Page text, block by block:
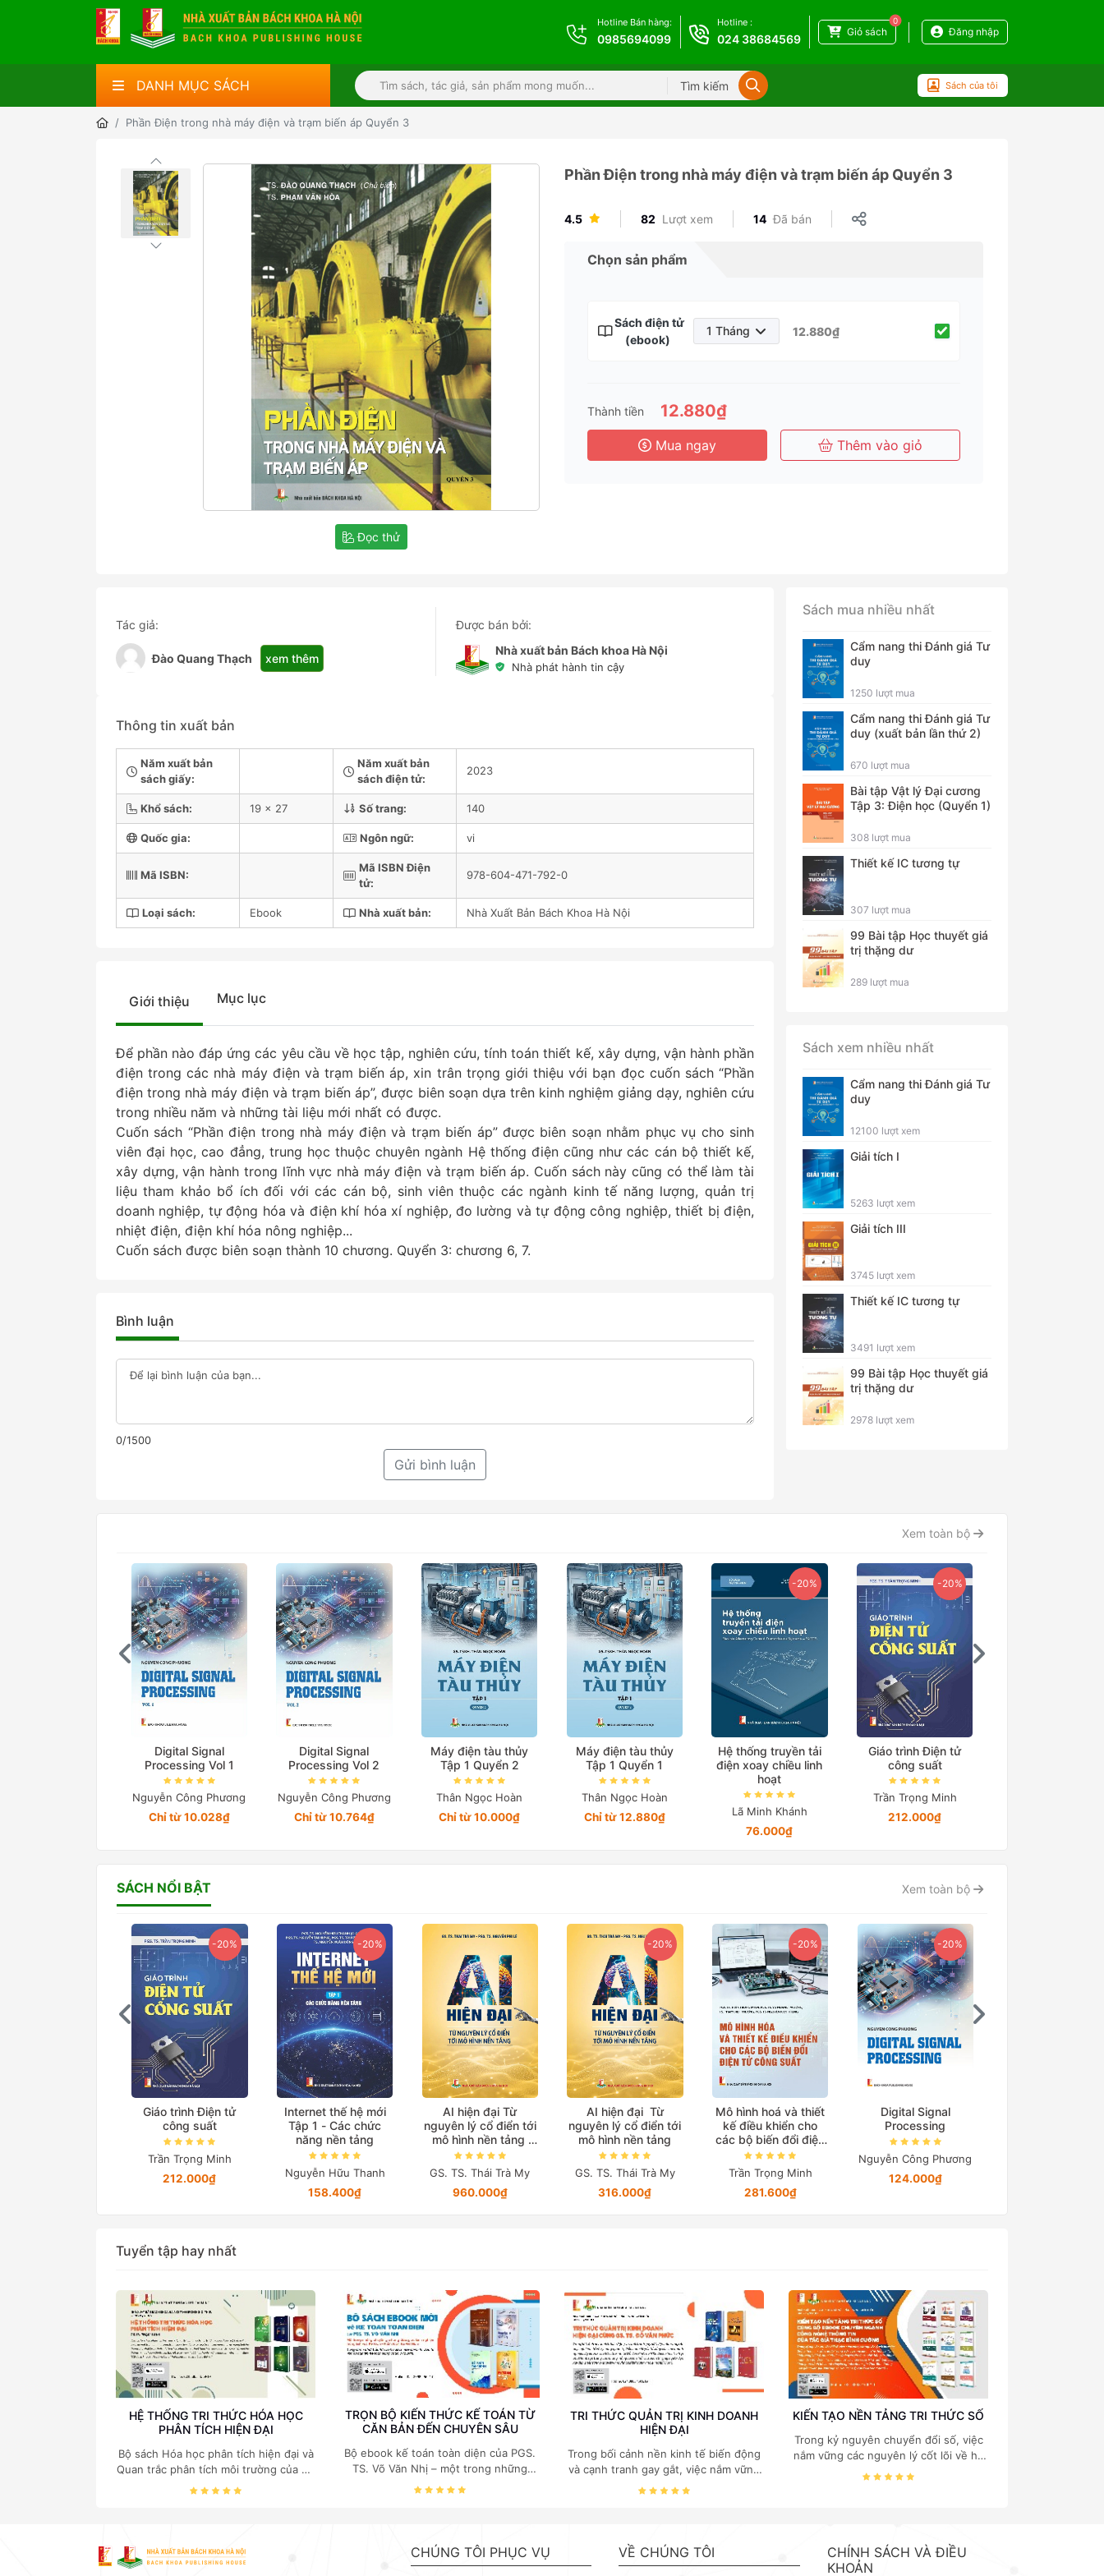
Hotline Bán hàng:
0985694099
Hotline :
024 38684569
0
Giỏ sách Đăng nhập
DANH MỤC SÁCH Tìm kiếm Sách của tôi
Phần Điện trong nhà máy điện và trạm biến áp Quyển 3
Đọc thử
Phần Điện trong nhà máy điện và trạm biến áp Quyển 3
4.5 82 Lượt xem 14 Đã bán
Chọn sản phẩm
Sách điện tử
(ebook)
1 Tháng
6 Tháng
3 Năm
12.880₫
Thành tiền 12.880₫
Mua ngay Thêm vào giỏ
Tác giả:
Đào Quang Thạch xem thêm
Được bán bởi:
Nhà xuất bản Bách khoa Hà Nội
Nhà phát hành tin cậy
Thông tin xuất bản
Năm xuất bản
sách giấy:
Năm xuất bản
sách điện tử:
2023
Khổ sách: 19 x 27 Số trang: 140
Quốc gia: Ngôn ngữ: vi
Mã ISBN:
Mã ISBN Điện
tử:
978-604-471-792-0
Loại sách: Ebook Nhà xuất bản: Nhà Xuất Bản Bách Khoa Hà Nội
Giới thiệu Mục lục
Để phần nào đáp ứng các yêu cầu về học tập, nghiên cứu, tính toán thiết kế, xây dựng, vận hành phần
điện trong các nhà máy điện và trạm biến áp, xin trân trọng giới thiệu với bạn đọc cuốn sách “Phần
điện trong nhà máy điện và trạm biến áp”, được biên soạn dựa trên kinh nghiệm giảng dạy, nghiên cứu
trong nhiều năm và những tài liệu mới nhất có được.
Cuốn sách “Phần điện trong nhà máy điện và trạm biến áp” được biên soạn nhằm phục vụ cho sinh
viên đại học, cao đẳng, trung học thuộc chuyên ngành Hệ thống điện cũng như các cán bộ thiết kế,
xây dựng, vận hành trong lĩnh vực nhà máy điện và trạm biến áp. Cuốn sách này cũng có thể làm tài
liệu tham khảo bổ ích đối với các cán bộ, sinh viên thuộc các ngành kinh tế năng lượng, quản trị
doanh nghiệp, tự động hóa và điện khí hóa xí nghiệp, đo lường và tự động công nghiệp, thiết bị điện,
nhiệt điện, điện khí hóa nông nghiệp...
Cuốn sách được biên soạn thành 10 chương. Quyển 3: chương 6, 7.
Bình luận
0/1500
Gửi bình luận
Sách mua nhiều nhất
Cẩm nang thi Đánh giá Tư
duy
1250 lượt mua
Cẩm nang thi Đánh giá Tư
duy (xuất bản lần thứ 2)
670 lượt mua
Bài tập Vật lý Đại cương
Tập 3: Điện học (Quyển 1)
308 lượt mua
Thiết kế IC tương tự
307 lượt mua
99 Bài tập Học thuyết giá
trị thặng dư
289 lượt mua
Sách xem nhiều nhất
Cẩm nang thi Đánh giá Tư
duy
12100 lượt xem
Giải tích I
5263 lượt xem
Giải tích III
3745 lượt xem
Thiết kế IC tương tự
3491 lượt xem
99 Bài tập Học thuyết giá
trị thặng dư
2978 lượt xem
Xem toàn bộ
Digital Signal
Processing Vol 1
Nguyễn Công Phương
Chỉ từ 10.028₫
Digital Signal
Processing Vol 2
Nguyễn Công Phương
Chỉ từ 10.764₫
Máy điện tàu thủy
Tập 1 Quyển 2
Thân Ngọc Hoàn
Chỉ từ 10.000₫
Máy điện tàu thủy
Tập 1 Quyển 1
Thân Ngọc Hoàn
Chỉ từ 12.880₫
-20%
Hệ thống truyền tải
điện xoay chiều linh
hoạt
Lã Minh Khánh
76.000₫
-20%
Giáo trình Điện tử
công suất
Trần Trọng Minh
212.000₫
SÁCH NỔI BẬT Xem toàn bộ
-20%
Giáo trình Điện tử
công suất
Trần Trọng Minh
212.000₫
-20%
Internet thế hệ mới
Tập 1 - Các chức
năng nền tảng
Nguyễn Hữu Thanh
158.400₫
AI hiện đại Từ
nguyên lý cổ điển tới
mô hình nền tảng
(Bản in màu đặc biệt)
GS. TS. Thái Trà My
960.000₫
-20%
AI hiện đại Từ
nguyên lý cổ điển tới
mô hình nền tảng
GS. TS. Thái Trà My
316.000₫
-20%
Mô hình hoá và thiết
kế điều khiển cho
các bộ biến đổi điện
tử công suất
Trần Trọng Minh
281.600₫
-20%
Digital Signal
Processing
Nguyễn Công Phương
124.000₫
Tuyển tập hay nhất
HỆ THỐNG TRI THỨC HÓA HỌC
PHÂN TÍCH HIỆN ĐẠI
Bộ sách Hóa học phân tích hiện đại và
Quan trắc phân tích môi trường của Cố
Giáo sư, Tiến sĩ Phạm Luận là một
Hóa học phân tích tại Việt Nam hiện
nay. Bộ sách mang đến một hệ thống
TRỌN BỘ KIẾN THỨC KẾ TOÁN TỪ
CĂN BẢN ĐẾN CHUYÊN SÂU
Bộ ebook kế toán toàn diện của PGS.
TS. Võ Văn Nhị – một trong những
chuyên gia hàng đầu, giàu kinh
TRI THỨC QUẢN TRỊ KINH DOANH
HIỆN ĐẠI
Trong bối cảnh nền kinh tế biến động
và cạnh tranh gay gắt, việc nắm vững
các quy luật kinh tế và kỹ năng quản
khoa Hà Nội phát hành tập trung vào
những mảng cốt lõi nhất của quản trị,
KIẾN TẠO NỀN TẢNG TRI THỨC SỐ
Trong kỷ nguyên chuyển đổi số, việc
nắm vững các nguyên lý cốt lõi về hệ
thống thông tin, cấu trúc dữ liệu, cơ
mực và chuyên sâu, Nhà xuất bản
Bách khoa phát hành bộ ebook
CHÚNG TÔI PHỤC VỤ VỀ CHÚNG TÔI
CHÍNH SÁCH VÀ ĐIỀU
KHOẢN